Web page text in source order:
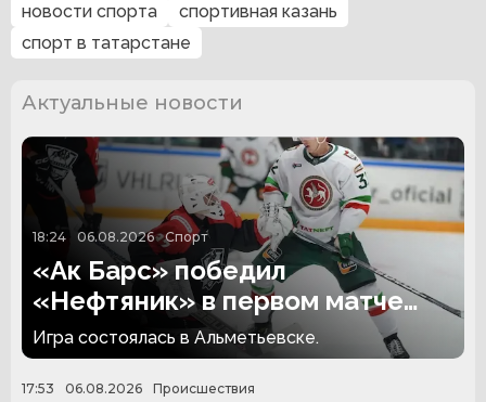
новости спорта
спортивная казань
спорт в татарстане
Актуальные новости
18:24 06.08.2026 Спорт
«Ак Барс» победил
«Нефтяник» в первом матче
сезона
Игра состоялась в Альметьевске.
17:53 06.08.2026 Происшествия